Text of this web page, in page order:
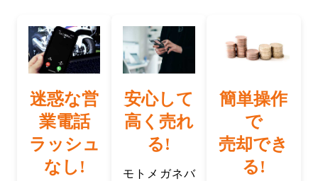
迷惑な営
業電話
ラッシュ
なし!
安心して
高く売れ
る!
モトメガネバ
簡単操作
で
売却でき
る!